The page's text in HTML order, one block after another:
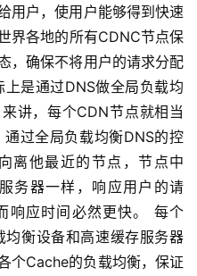
注册
用户，使用户能够得到快速
界各地的所有CDNC节点保
，确保不将用户的请求分配
是通过DNS做全局负载均
讲，每个CDN节点就相当
过全局负载均衡DNS的控
离他最近的节点，节点中
务器一样，响应用户的请
响应时间必然更快。 每个
衡设备和高速缓存服务器
个Cache的负载均衡，保证